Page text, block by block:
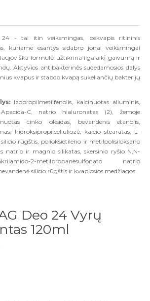
24 - tai itin veiksmingas, bekvapis ritininis
kuriame esantys sidabro jonai veiksmingai
formulė užtikrina ilgalaikį gaivumą ir
Aktyvios antibakterinės sudedamosios dalys
kvapus ir stabdo kvapą sukeliančių bakterijų
Izopropilmetilfenolis, kalcinuotas aliuminis,
C, natrio hialuronatas (2), žemoje
cinko oksidas, bevandenis etanolis,
hidroksipropilceliuliozė, kalcio stearatas, L-
rūgštis, polioksietileno ir metilpolisiloksano
natrio ir magnio silikatas, skersinio ryšio N,N-
akrilamido-2-metilpropanesulfonato natrio
silicio rūgštis ir kvapiosios medžiagos.
Deo 24 Vyrų
120ml